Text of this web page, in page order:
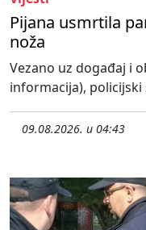
Pijana usmrtila
noža
Vezano uz događaj i
informacija), policijski
09.08.2026. u 04:43